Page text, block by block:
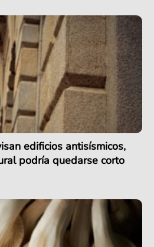
edificios antisísmicos,
podría quedarse corto